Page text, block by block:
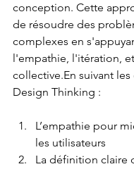
conception. Cette
de résoudre des
complexes en
l'empathie, l'itération,
collective.En suivant
Design Thinking :
L’empathie pour
les utilisateurs
La définition claire